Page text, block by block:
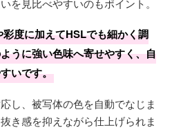
を見比べやすいのもポイント。
度に加えてHSLでも細かく調
うに強い色味へ寄せやすく、自
いです。
し、被写体の色を自動でなじま
き感を抑えながら仕上げられま